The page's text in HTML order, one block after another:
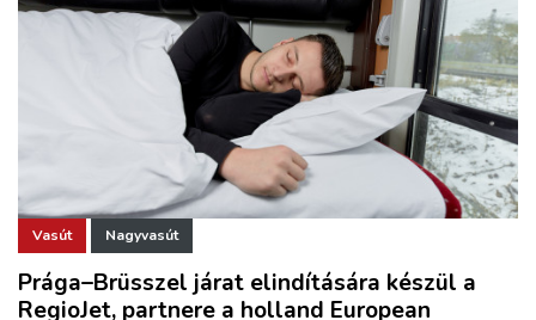
Vasút Nagyvasút
Prága–Brüsszel járat elindítására készül a
RegioJet, partnere a holland European